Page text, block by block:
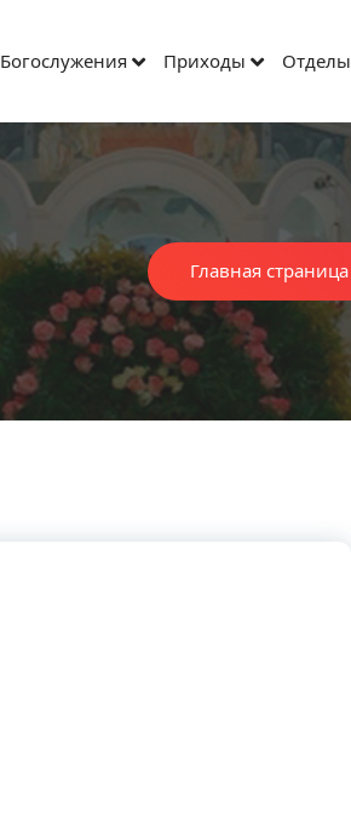
Богослужения Приходы Отделы
Главная страница